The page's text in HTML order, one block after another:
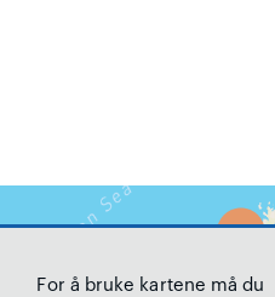
For å bruke kartene må du